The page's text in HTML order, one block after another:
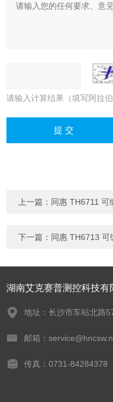
请输入计算结果（填写阿拉
上一篇： 同惠 TH6711 可
下一篇： 同惠 TH6713 可
湖南艾克赛普测控科技有
地址：长沙市车站北路
邮箱：
传真：0731-84284378